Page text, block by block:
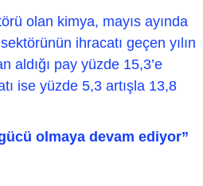
olan kimya, mayıs ayında
ihracatı geçen yılın
aldığı pay yüzde 15,3’e
ise yüzde 5,3 artışla 13,8
olmaya devam ediyor”